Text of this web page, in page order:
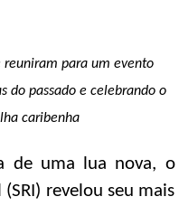
reuniram para um evento
do passado e celebrando o
caribenha
de uma lua nova, o
revelou seu mais